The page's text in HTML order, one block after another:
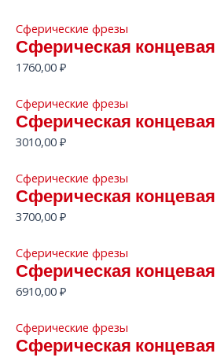
Сферические фрезы
Сферическая
1760,00 ₽
Сферические фрезы
Сферическая
3010,00 ₽
Сферические фрезы
Сферическая
3700,00 ₽
Сферические фрезы
Сферическая
6910,00 ₽
Сферические фрезы
Сферическая